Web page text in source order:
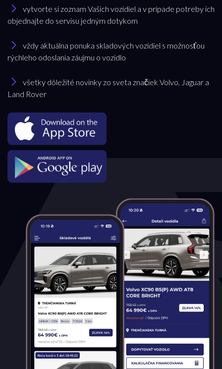
vytvorte si zoznam Vašich vozidiel a v prípade potreby ich
objednajte do servisu jedným dotykom
vždy aktuálna ponuka skladových vozidiel s možnosťou
rýchleho odoslania záujmu o vozidlo
všetky dôležité novinky zo sveta značiek Volvo, Jaguar a
Land Rover